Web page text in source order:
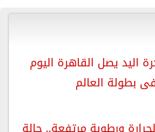
اليد يصل القاهرة اليوم
بطولة العالم